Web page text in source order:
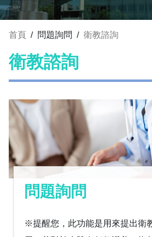
首頁 / 問題詢問 / 衛教諮詢
衛教諮詢
問題詢問
※提醒您，此功能是用來提出衛